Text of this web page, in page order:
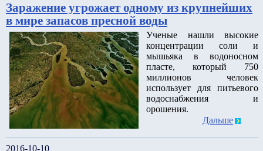
Заражение угрожает одному из крупнейших
в мире запасов пресной воды
Ученые нашли высокие
концентрации соли и
мышьяка в водоносном
пласте, который 750
миллионов человек
использует для питьевого
водоснабжения и
орошения.
Дальше
2016-10-10